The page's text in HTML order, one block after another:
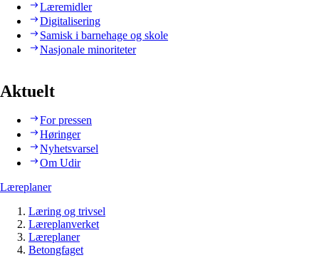
Læremidler
Digitalisering
Samisk i barnehage og skole
Nasjonale minoriteter
Aktuelt
For pressen
Høringer
Nyhetsvarsel
Om Udir
Læreplaner
Læring og trivsel
Læreplanverket
Læreplaner
Betongfaget